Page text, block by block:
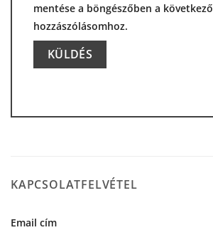
mentése a böngészőben a következő
hozzászólásomhoz.
KAPCSOLATFELVÉTEL
Email cím